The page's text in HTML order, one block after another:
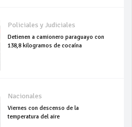
Policiales y Judiciales
Detienen a camionero paraguayo con
138,8 kilogramos de cocaína
Nacionales
Viernes con descenso de la
temperatura del aire